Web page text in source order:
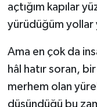
açtığım kapılar
yürüdüğüm yollar
Ama en çok da
hâl hatır soran,
merhem olan
düşündüğü bu